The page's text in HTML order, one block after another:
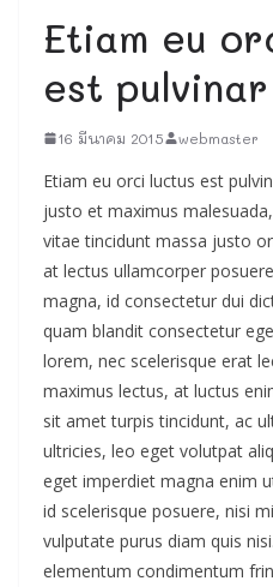
Etiam eu
est
16 มีนาคม 2015 webmaster
Etiam eu orci luctus est
justo et maximus
vitae tincidunt massa justo
at lectus ullamcorper
magna, id consectetur dui
quam blandit consectetur
lorem, nec scelerisque erat
maximus lectus, at luctus
sit amet turpis tincidunt, ac
ultricies, leo eget volutpat
eget imperdiet magna enim
id scelerisque posuere, nisi
vulputate purus diam quis
elementum condimentum